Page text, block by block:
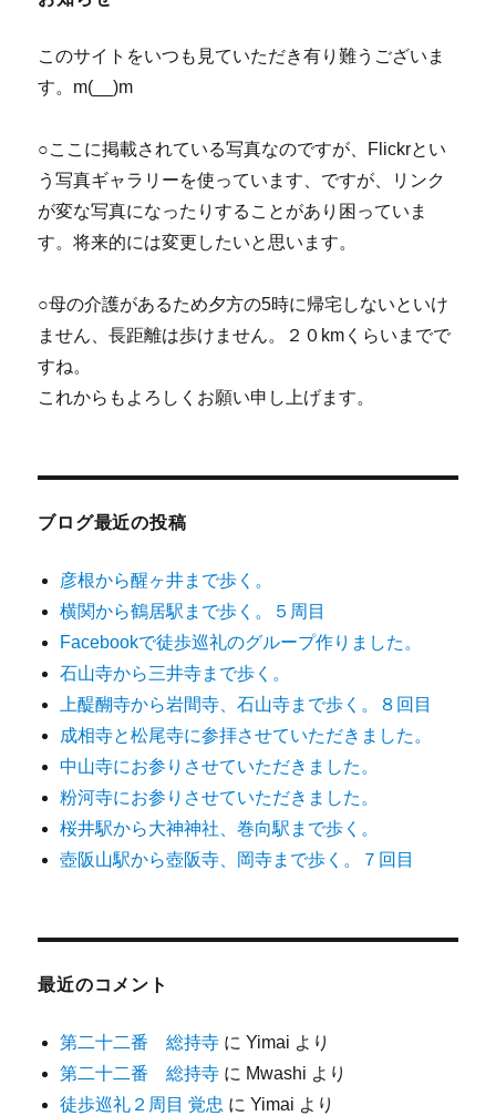
このサイトをいつも見ていただき有り難うございま
す。m(__)m
○ここに掲載されている写真なのですが、Flickrとい
う写真ギャラリーを使っています、ですが、リンク
が変な写真になったりすることがあり困っていま
す。将来的には変更したいと思います。
○母の介護があるため夕方の5時に帰宅しないといけ
ません、長距離は歩けません。２０kmくらいまでで
すね。
これからもよろしくお願い申し上げます。
ブログ最近の投稿
彦根から醒ヶ井まで歩く。
横関から鶴居駅まで歩く。５周目
Facebookで徒歩巡礼のグループ作りました。
石山寺から三井寺まで歩く。
上醍醐寺から岩間寺、石山寺まで歩く。８回目
成相寺と松尾寺に参拝させていただきました。
中山寺にお参りさせていただきました。
粉河寺にお参りさせていただきました。
桜井駅から大神神社、巻向駅まで歩く。
壺阪山駅から壺阪寺、岡寺まで歩く。７回目
最近のコメント
第二十二番 総持寺 にYimai より
第二十二番 総持寺 に Mwashi より
徒歩巡礼２周目 覚忠 にYimai より